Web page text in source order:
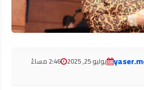
يوليو 25, 2025
2:46 مساءً